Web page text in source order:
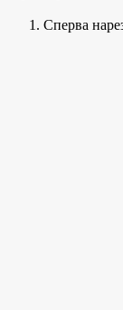
Сперва